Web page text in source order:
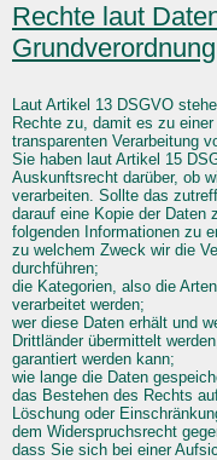
Rechte laut
Grundverordnung
Laut Artikel 13 DSGVO
Rechte zu, damit es zu einer
transparenten Verarbeitung
Sie haben laut Artikel 15
Auskunftsrecht darüber, ob
verarbeiten. Sollte das
darauf eine Kopie der Daten
folgenden Informationen zu
zu welchem Zweck wir die
durchführen;
die Kategorien, also die
verarbeitet werden;
wer diese Daten erhält und
Drittländer übermittelt
garantiert werden kann;
wie lange die Daten
das Bestehen des Rechts
Löschung oder
dem Widerspruchsrecht
dass Sie sich bei einer